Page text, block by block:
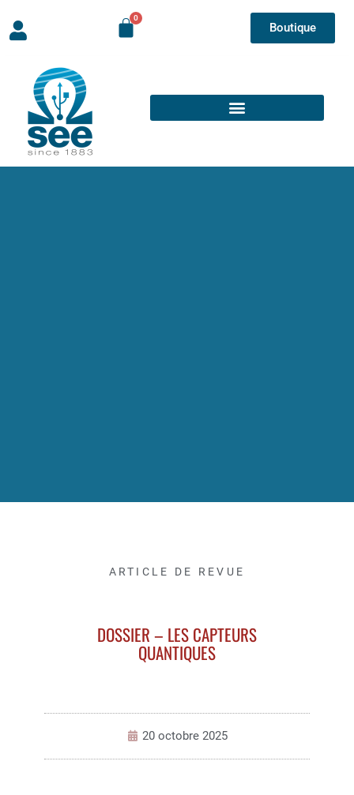
Boutique
ARTICLE DE REVUE
DOSSIER – LES CAPTEURS
QUANTIQUES
20 octobre 2025